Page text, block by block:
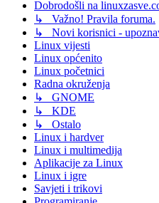
Dobrodošli na
↳ Važno! Pravila foruma.
↳ Novi korisnici -
Linux vijesti
Linux općenito
Linux početnici
Radna okruženja
↳ GNOME
↳ KDE
↳ Ostalo
Linux i hardver
Linux i multimedija
Aplikacije za Linux
Linux i igre
Savjeti i trikovi